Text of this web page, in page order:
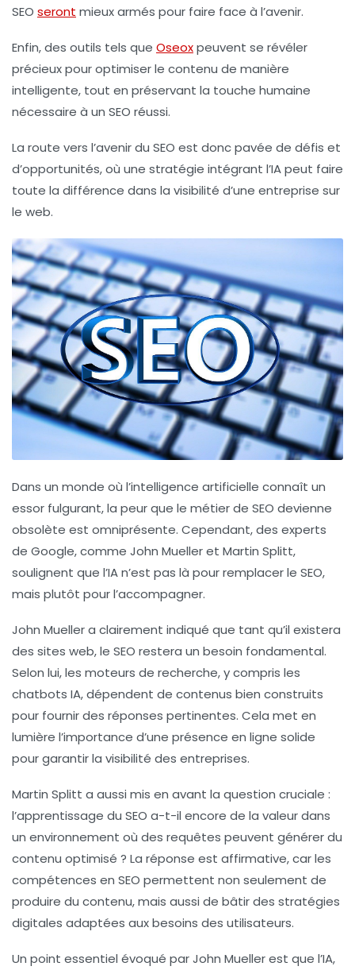
SEO seront mieux armés pour faire face à l’avenir.
Enfin, des outils tels que Oseoxpeuvent se révéler
précieux pour optimiser le contenu de manière
intelligente, tout en préservant la touche humaine
nécessaire à un SEO réussi.
La route vers l’avenir du SEO est donc pavée de défis et
d’opportunités, où une stratégie intégrant l’IApeut faire
toute la différence dans la visibilité d’une entreprise sur
le web.
Dans un monde où l’intelligence artificielle connaît un
essor fulgurant, la peur que le métier de SEO devienne
obsolète est omniprésente. Cependant, des experts
de Google, comme John Mueller et Martin Splitt,
soulignent que l’IA n’est pas là pour remplacer le SEO,
mais plutôt pour l’accompagner.
John Mueller a clairement indiqué que tant qu’il existera
des sites web, le SEO restera un besoin fondamental.
Selon lui, les moteurs de recherche, y compris les
chatbots IA, dépendent de contenus bien construits
pour fournir des réponses pertinentes. Cela met en
lumière l’importance d’une présence en ligne solide
pour garantir la visibilité des entreprises.
Martin Splitt a aussi mis en avant la question cruciale :
l’apprentissage du SEO a-t-il encore de la valeur dans
un environnement où des requêtes peuvent générer du
contenu optimisé ? La réponse est affirmative, car les
compétences en SEO permettent non seulement de
produire du contenu, mais aussi de bâtir des stratégies
digitales adaptées aux besoins des utilisateurs.
Un point essentiel évoqué par John Mueller est que l’IA,